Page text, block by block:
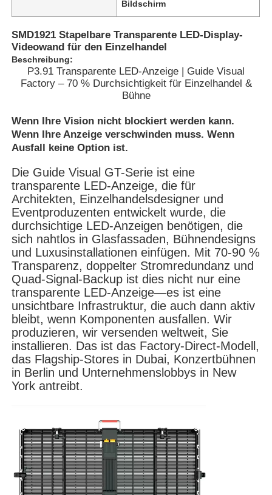
Zu Hause
Produkte
Videos
VR Show
Über uns
Werksbesichtigung
Kontakt
Nachrichten
Bildschirm
SMD1921 Stapelbare Transparente LED-Display-
Videowand für den Einzelhandel
Beschreibung:
P3.91 Transparente LED-Anzeige | Guide Visual
Factory – 70 % Durchsichtigkeit für Einzelhandel &
Bühne
Wenn Ihre Vision nicht blockiert werden kann.
Wenn Ihre Anzeige verschwinden muss. Wenn
Ausfall keine Option ist.
Die Guide Visual GT-Serie ist eine
transparente LED-Anzeige, die für
Architekten, Einzelhandelsdesigner und
Eventproduzenten entwickelt wurde, die
durchsichtige LED-Anzeigen benötigen, die
sich nahtlos in Glasfassaden, Bühnendesigns
und Luxusinstallationen einfügen. Mit 70-90 %
Transparenz, doppelter Stromredundanz und
Quad-Signal-Backup ist dies nicht nur eine
transparente LED-Anzeige—es ist eine
unsichtbare Infrastruktur, die auch dann aktiv
bleibt, wenn Komponenten ausfallen. Wir
produzieren, wir versenden weltweit, Sie
installieren. Das ist das Factory-Direct-Modell,
das Flagship-Stores in Dubai, Konzertbühnen
in Berlin und Unternehmenslobbys in New
York antreibt.